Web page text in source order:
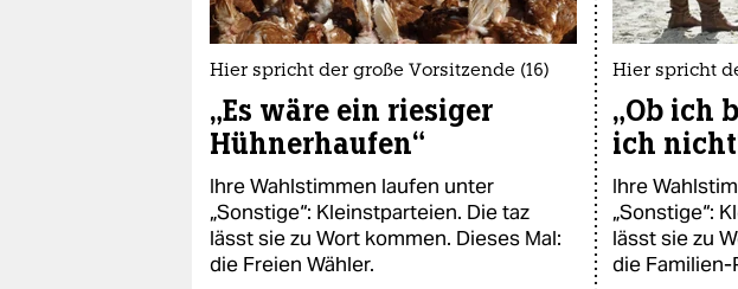
Hier spricht der große Vorsitzende (16)
„Es wäre ein riesiger
Hühnerhaufen“
Ihre Wahlstimmen laufen unter
„Sonstige“: Kleinstparteien. Die taz
lässt sie zu Wort kommen. Dieses Mal:
die Freien Wähler.
Hier spricht
„Ob ich
ich
Ihre
„Sonstige“:
lässt sie zu
die Familien-